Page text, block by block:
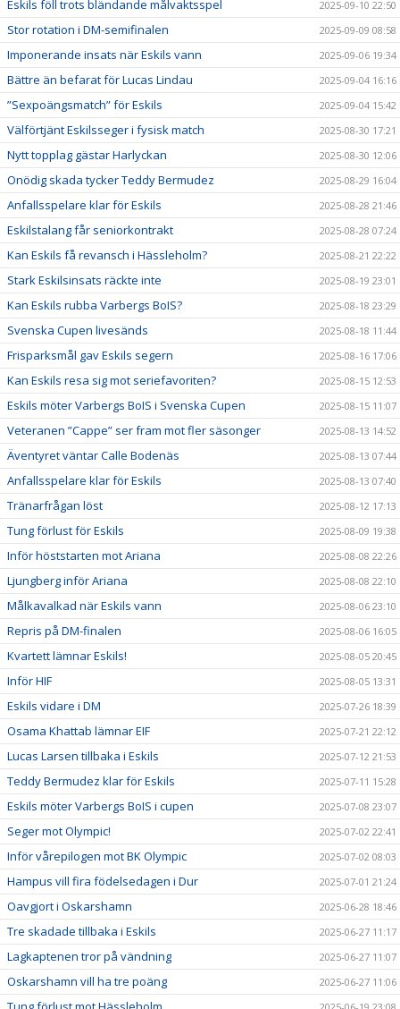
Eskils föll trots bländande målvaktsspel 2025-09-10 22:50
Stor rotation i DM-semifinalen 2025-09-09 08:58
Imponerande insats när Eskils vann 2025-09-06 19:34
Bättre än befarat för Lucas Lindau 2025-09-04 16:16
”Sexpoängsmatch” för Eskils 2025-09-04 15:42
Välförtjänt Eskilsseger i fysisk match 2025-08-30 17:21
Nytt topplag gästar Harlyckan 2025-08-30 12:06
Onödig skada tycker Teddy Bermudez 2025-08-29 16:04
Anfallsspelare klar för Eskils 2025-08-28 21:46
Eskilstalang får seniorkontrakt 2025-08-28 07:24
Kan Eskils få revansch i Hässleholm? 2025-08-21 22:22
Stark Eskilsinsats räckte inte 2025-08-19 23:01
Kan Eskils rubba Varbergs BoIS? 2025-08-18 23:29
Svenska Cupen livesänds 2025-08-18 11:44
Frisparksmål gav Eskils segern 2025-08-16 17:06
Kan Eskils resa sig mot seriefavoriten? 2025-08-15 12:53
Eskils möter Varbergs BoIS i Svenska Cupen 2025-08-15 11:07
Veteranen ”Cappe” ser fram mot fler säsonger 2025-08-13 14:52
Äventyret väntar Calle Bodenäs 2025-08-13 07:44
Anfallsspelare klar för Eskils 2025-08-13 07:40
Tränarfrågan löst 2025-08-12 17:13
Tung förlust för Eskils 2025-08-09 19:38
Inför höststarten mot Ariana 2025-08-08 22:26
Ljungberg inför Ariana 2025-08-08 22:10
Målkavalkad när Eskils vann 2025-08-06 23:10
Repris på DM-finalen 2025-08-06 16:05
Kvartett lämnar Eskils! 2025-08-05 20:45
Inför HIF 2025-08-05 13:31
Eskils vidare i DM 2025-07-26 18:39
Osama Khattab lämnar EIF 2025-07-21 22:12
Lucas Larsen tillbaka i Eskils 2025-07-12 21:53
Teddy Bermudez klar för Eskils 2025-07-11 15:28
Eskils möter Varbergs BoIS i cupen 2025-07-08 23:07
Seger mot Olympic! 2025-07-02 22:41
Inför vårepilogen mot BK Olympic 2025-07-02 08:03
Hampus vill fira födelsedagen i Dur 2025-07-01 21:24
Oavgjort i Oskarshamn 2025-06-28 18:46
Tre skadade tillbaka i Eskils 2025-06-27 11:17
Lagkaptenen tror på vändning 2025-06-27 11:07
Oskarshamn vill ha tre poäng 2025-06-27 11:06